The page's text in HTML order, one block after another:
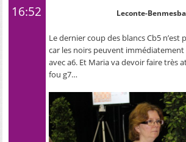
16:52 Leconte-
Le dernier coup des blancs Cb5 n’est
car les noirs peuvent immédiatement
avec a6. Et Maria va devoir faire très
fou g7…